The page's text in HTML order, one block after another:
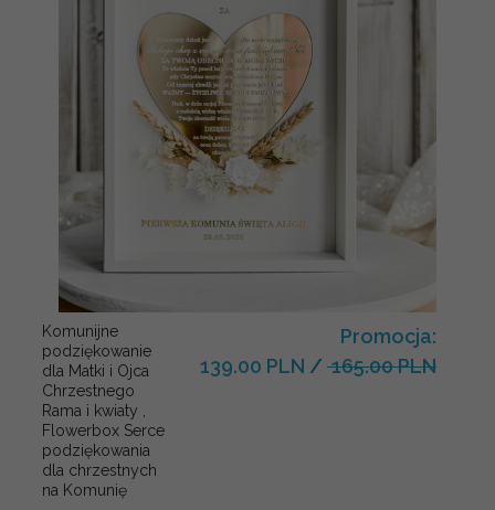
Komunijne
podziękowanie
dla Matki i Ojca
Chrzestnego
Rama i kwiaty ,
Flowerbox Serce
podziękowania
dla chrzestnych
na Komunię
Promocja:
139.00 PLN / 165.00 PLN